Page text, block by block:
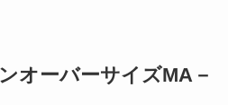
オーバーサイズMA－